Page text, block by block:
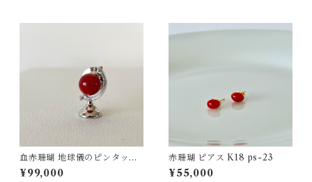
血赤珊瑚 地球儀のピンタック
ブローチ SV fb-40
¥99,000
赤珊瑚 ピアス K18 ps-23
¥55,000